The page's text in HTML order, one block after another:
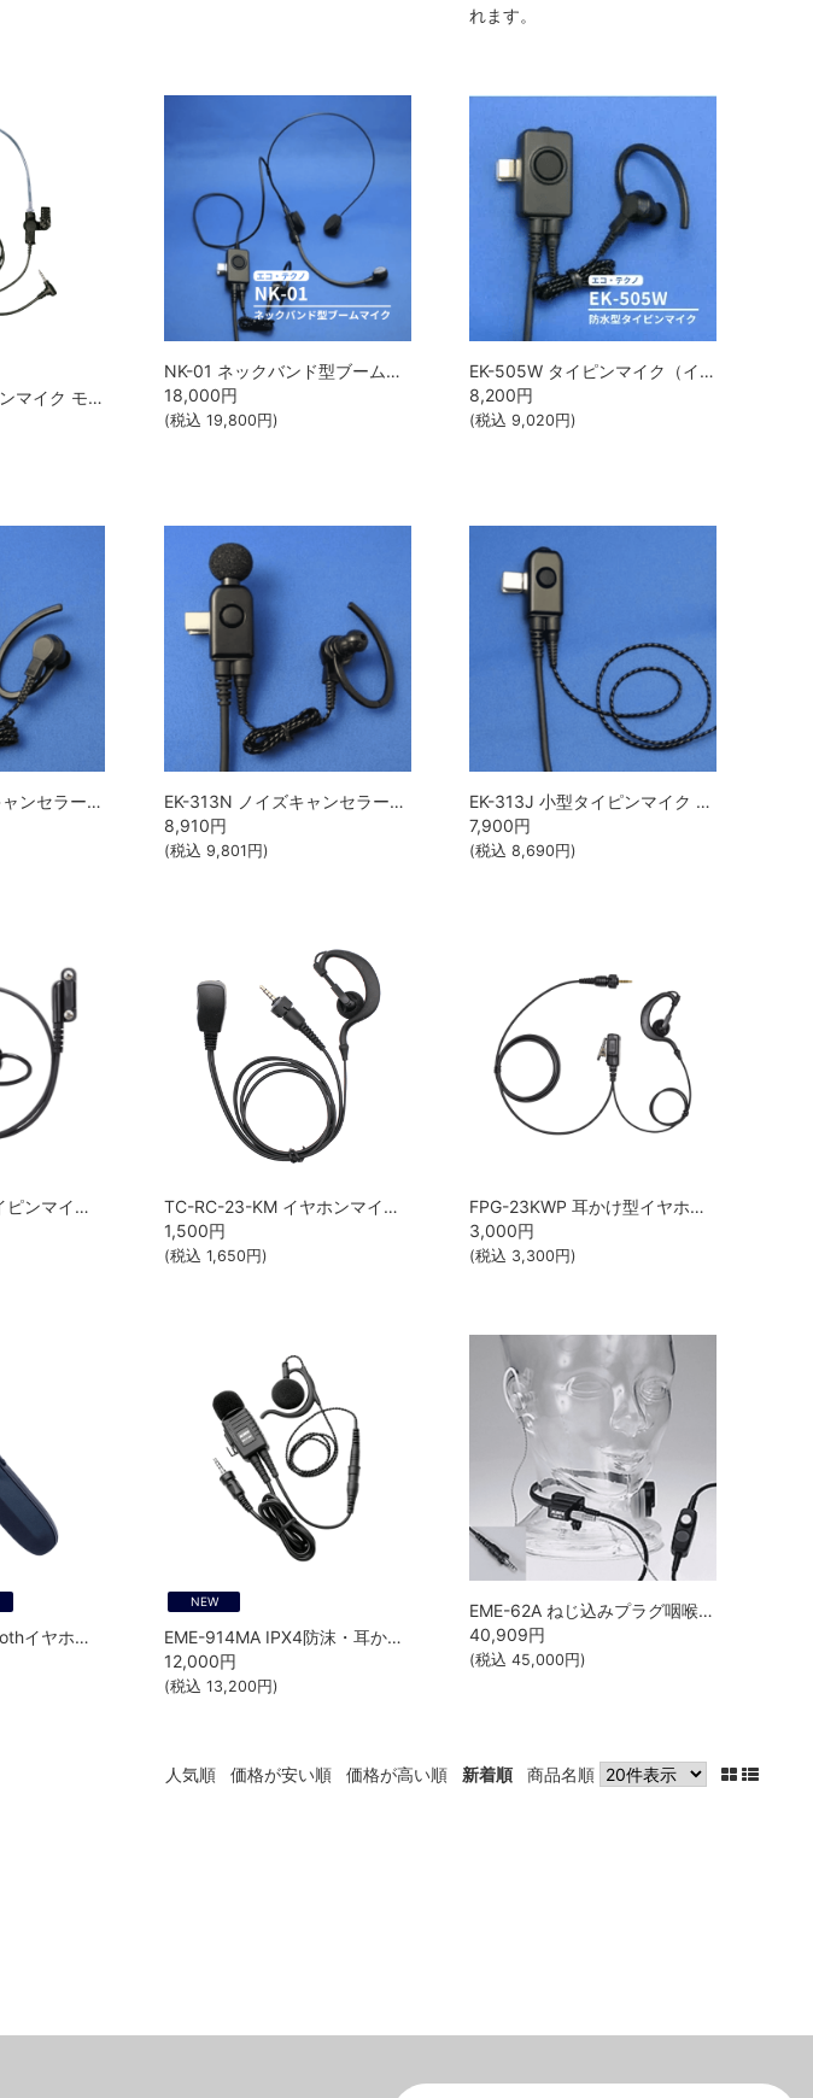
れます。
IM-5A-012 イヤホンマイク モバイルクリエイト
NK-01 ネックバンド型ブームマイク エコテクノ （EKO TECHNO）
18,000円
(税込19,800 円)
EK-505W タイピンマイク（イヤホン付） エコテクノ （EKO TECHNO）
8,200円
(税込9,020 円)
EK-505N ノイズキャンセラー型タイピンマイク イヤホン付 エコテクノ （EKO TECHNO）
EK-313N ノイズキャンセラー型タイピンマイク イヤホン付 エコテクノ （EKO TECHNO）
8,910円
(税込9,801 円)
EK-313J 小型タイピンマイク イヤホン付 エコテクノ （EKO TECHNO）
7,900円
(税込8,690 円)
EK-515W-460 タイピンマイク＆イヤホン STANDARD
TC-RC-23-KM イヤホンマイク TELCOMSHOPオリジナル
1,500円
(税込1,650円)
FPG-23KWP 耳かけ型イヤホンマイク F.R.C.
3,000円
(税込 3,300円)
SSM-BT20 Bluetoothイヤホンマイク 八重洲無線（STANDARD HORIZON）
NEW
EME-914MA IPX4防沫・耳かけ型業務仕様イヤホンマイク ALINCO
12,000円
(税込13,200 円)
EME-62A ねじ込みプラグ咽喉マイク ALINCO
40,909円
(税込45,000 円)
人気順 価格が安い順 価格が高い順 新着順 商品名順